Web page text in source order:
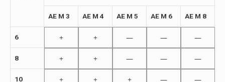
AE M 3 AE M 4 AE M 5 AE M 6 AE M 8
6 + + — — —
8 + + — — —
10 + + + — —